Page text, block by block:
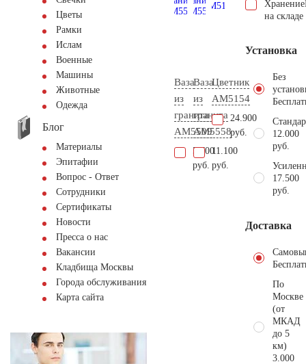
Цветы
Рамки
Ислам
Военные
Машины
Животные
Одежда
Блог
Материалы
Эпитафии
Вопрос - Ответ
Сотрудники
Сертификаты
Новости
Пресса о нас
Вакансии
Кладбища Москвы
Города обслуживания
Карта сайта
Ваза
из
гранита
AM5509
5.700
руб.
Ваза
из
гранита
AM5558
11.100
руб.
Цветник
AM5154
24.900
руб.
Хранение
на складе
Установка
Без
12.000
руб.
17.500
руб.
Доставка
По
Москве
(от
МКАД
до 5
км)
3.000